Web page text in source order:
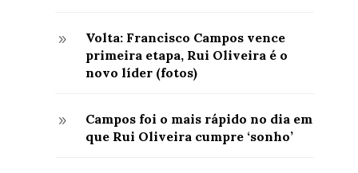
9
Volta: Francisco Campos vence
primeira etapa, Rui Oliveira é o
novo líder (fotos)
9
Campos foi o mais rápido no dia em
que Rui Oliveira cumpre ‘sonho’